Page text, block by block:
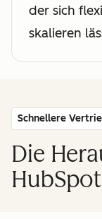
der sich
skalieren
Schnellere
Die